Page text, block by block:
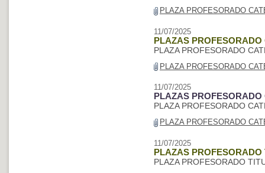
PLAZA PROFESORADO
11/07/2025
PLAZAS
PLAZA PROFESORADO
PLAZA PROFESORADO
11/07/2025
PLAZAS
PLAZA PROFESORADO
PLAZA PROFESORADO
11/07/2025
PLAZAS
PLAZA PROFESORADO